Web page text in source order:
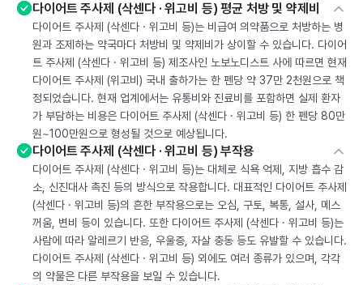
다이어트 주사제 (삭센다 · 위고비 등) 평균 처방 및 약제비
다이어트 주사제 (삭센다 · 위고비 등)는 비급여 의약품으로 처방하는 병
원과 조제하는 약국마다 처방비 및 약제비가 상이할 수 있습니다. 다이어
트 주사제 (삭센다 · 위고비 등) 제조사인 노보노디스트 사에 따르면 현재
다이어트 주사제 (위고비) 국내 출하가는 한 펜당 약 37만 2천원으로 책
정되었습니다. 현재 업계에서는 유통비와 진료비를 포함하면 실제 환자
가 부담하는 비용은 다이어트 주사제 (삭센다 · 위고비 등) 한 펜당 80만
원~100만원으로 형성될 것으로 예상됩니다.
다이어트 주사제 (삭센다 · 위고비 등) 부작용
다이어트 주사제 (삭센다 · 위고비 등)는 대체로 식욕 억제, 지방 흡수 감
소, 신진대사 촉진 등의 방식으로 작용합니다. 대표적인 다이어트 주사제
(삭센다 · 위고비 등)의 흔한 부작용으로는 오심, 구토, 복통, 설사, 메스
꺼움, 변비 등이 있습니다. 또한 다이어트 주사제 (삭센다 · 위고비 등)는
사람에 따라 알레르기 반응, 우울증, 자살 충동 등도 유발할 수 있습니다.
다이어트 주사제 (삭센다 · 위고비 등) 외에도 여러 종류가 있으며, 각각
의 약물은 다른 부작용을 보일 수 있습니다.